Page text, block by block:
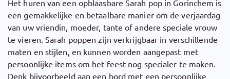
Het huren van een opblaasbare Sarah pop in Gorinchem is
een gemakkelijke en betaalbare manier om de verjaardag
van uw vriendin, moeder, tante of andere speciale vrouw
te vieren. Sarah poppen zijn verkrijgbaar in verschillende
maten en stijlen, en kunnen worden aangepast met
persoonlijke items om het feest nog specialer te maken.
Denk bijvoorbeeld aan een bord met een persoonlijke